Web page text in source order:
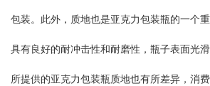
包装。此外，质地也是亚克力包装瓶的一个
具有良好的耐冲击性和耐磨性，瓶子表面光
所提供的亚克力包装瓶质地也有所差异，消